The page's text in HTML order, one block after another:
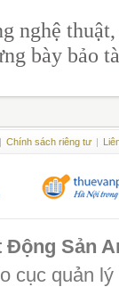
nghệ
bày bảo
| Chính sách riêng tư |
Động Sản
cục quản